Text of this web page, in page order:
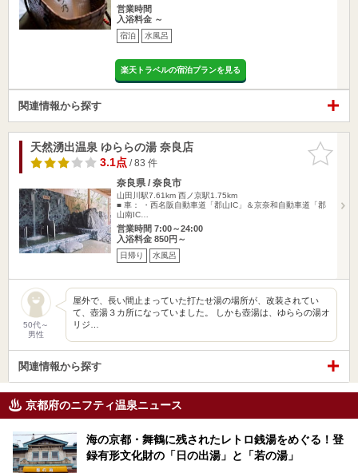
営業時間
入浴料金 ～
宿泊 水風呂
楽天トラベルの宿泊プランを見る
関連情報から探す
お気に入
りに追加
天然湧出温泉 ゆららの湯 奈良店
3.1点/ 83 件
奈良県 / 奈良市
山田川駅7.61km 西ノ京駅1.75km
■ 車： ・西名阪自動車道「郡山IC」＆京奈和自動車道「郡
山南IC…
営業時間 7:00～24:00
入浴料金 850円～
日帰り 水風呂
50代～
男性
屋外で、長い間止まっていた打たせ湯の場所が、改装されてい
て、壺湯３カ所になっていました。 しかも壺湯は、ゆららの湯オ
リジ…
関連情報から探す
京都府のニフティ温泉ニュース
海の京都・舞鶴に残されたレトロ銭湯をめぐる！登
録有形文化財の「日の出湯」と「若の湯」